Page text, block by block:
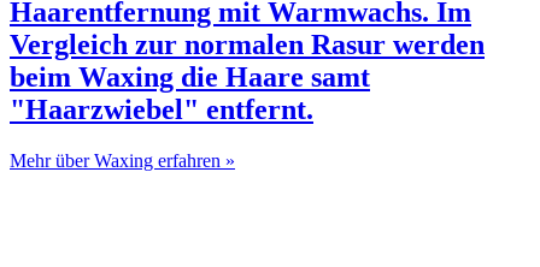
Haarentfernung mit Warmwachs. Im
Vergleich zur normalen Rasur werden
beim Waxing die Haare samt
"Haarzwiebel" entfernt.
Mehr über Waxing erfahren »